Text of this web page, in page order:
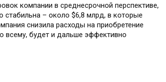
компании в среднесрочной перспективе,
стабильна – около $6,8 млрд, в которые
снизила расходы на приобретение
всему, будет и дальше эффективно